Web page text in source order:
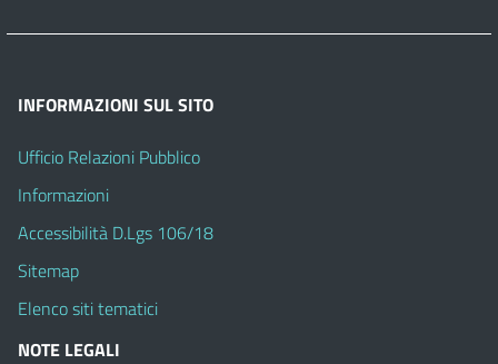
INFORMAZIONI SUL SITO
Ufficio Relazioni Pubblico
Informazioni
Accessibilità D.Lgs 106/18
Sitemap
Elenco siti tematici
NOTE LEGALI